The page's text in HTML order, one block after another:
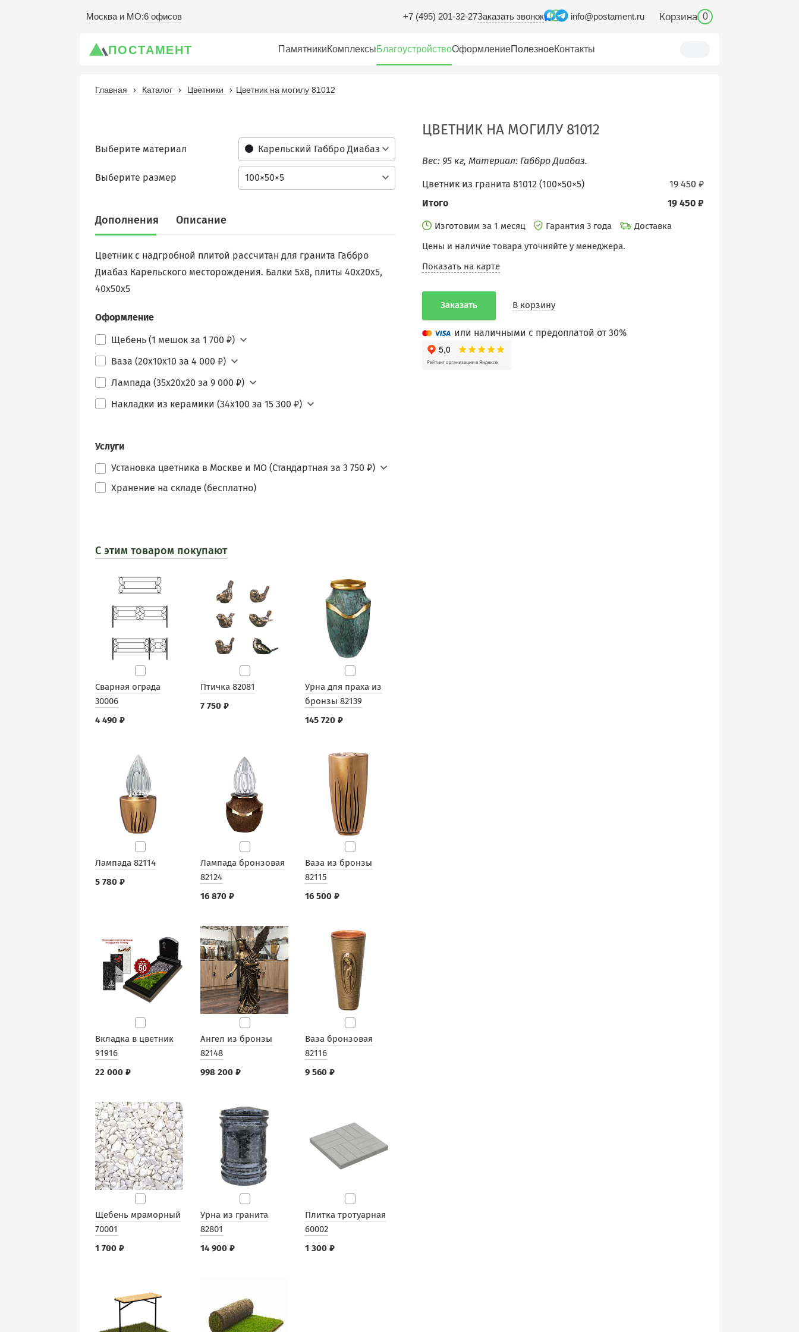
Москва и МО:6 офисов +7 (495) 201-32-27Заказать звонок info@postament.ru Корзина 0
ПОСТАМЕНТ ПамятникиКомплексыБлагоустройствоОформлениеПолезноеКонтакты
Главная Каталог Цветники Цветник на могилу 81012
Карельский Габбро Диабаз
Выберите материал
100×50×5
Выберите размер
Дополнения Описание
Цветник с надгробной плитой рассчитан для гранита Габбро
Диабаз Карельского месторождения. Балки 5х8, плиты 40х20х5,
40х50х5
Оформление
Щебень (1 мешок за 1 700 ₽)
Ваза (20х10х10 за 4 000 ₽)
Лампада (35х20х20 за 9 000 ₽)
Накладки из керамики (34х100 за 15 300 ₽)
Услуги
Установка цветника в Москве и МО (Стандартная за 3 750 ₽)
Хранение на складе (бесплатно)
С этим товаром покупают
Cварная ограда
30006
4 490 ₽
Птичка 82081
7 750 ₽
Урна для праха из
бронзы 82139
145 720 ₽
Лампада 82114
5 780 ₽
Лампада бронзовая
82124
16 870 ₽
Ваза из бронзы
82115
16 500 ₽
Вкладка в цветник
91916
22 000 ₽
Ангел из бронзы
82148
998 200 ₽
Ваза бронзовая
82116
9 560 ₽
Щебень мраморный
70001
1 700 ₽
Урна из гранита
82801
14 900 ₽
Плитка тротуарная
60002
1 300 ₽
ЦВЕТНИК НА МОГИЛУ 81012
Вес: 95 кг, Материал: Габбро Диабаз.
19 450 ₽
Цветник из гранита 81012 (100×50×5)
19 450 ₽
Итого
Изготовим за 1 месяц Гарантия 3 года
Доставка
Цены и наличие товара уточняйте у менеджера.
Показать на карте
Заказать В корзину
или наличными с предоплатой от 30%